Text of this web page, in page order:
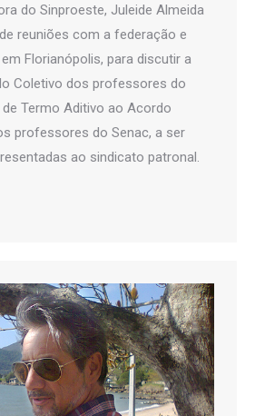
do Sinproeste, Juleide Almeida
reuniões com a federação e
Florianópolis, para discutir a
Coletivo dos professores do
Termo Aditivo ao Acordo
professores do Senac, a ser
ao sindicato patronal.